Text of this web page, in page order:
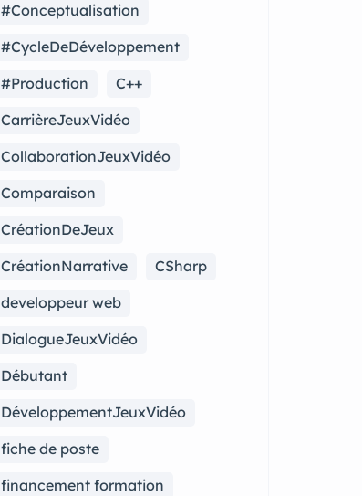
#Conceptualisation
#CycleDeDéveloppement
#Production
C++
CarrièreJeuxVidéo
CollaborationJeuxVidéo
Comparaison
CréationDeJeux
CréationNarrative
CSharp
developpeur web
DialogueJeuxVidéo
Débutant
DéveloppementJeuxVidéo
fiche de poste
financement formation